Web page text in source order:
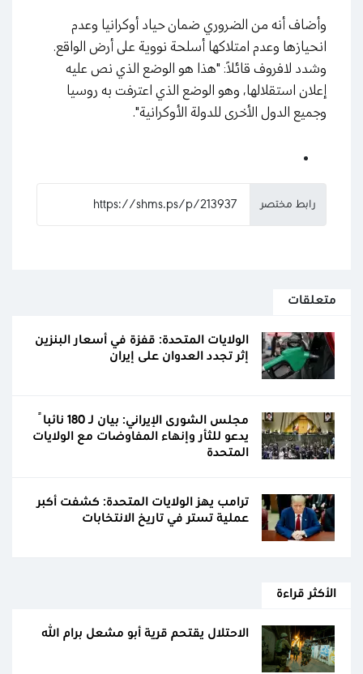
وأضاف أنه من الضروري ضمان حياد أوكرانيا وعدم
انحيازها وعدم امتلاكها أسلحة نووية على أرض الواقع.
وشدد لافروف قائلاً: "هذا هو الوضع الذي نص عليه
إعلان استقلالها، وهو الوضع الذي اعترفت به روسيا
وجميع الدول الأخرى للدولة الأوكرانية".
رابط مختصر
متعلقات
الولايات المتحدة: قفزة في أسعار البنزين
إثر تجدد العدوان على إيران
مجلس الشورى الإيراني: بيان لـ 180 نائباً
يدعو للثأر وإنهاء المفاوضات مع الولايات
المتحدة
ترامب يهز الولايات المتحدة: كشفت أكبر
عملية تستر في تاريخ الانتخابات
الأكثر قراءة
الاحتلال يقتحم قرية أبو مشعل برام الله